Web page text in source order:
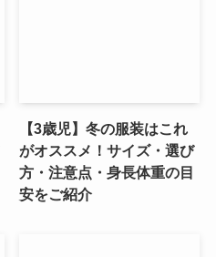
【3歳児】冬の服装はこれ
がオススメ！サイズ・選び
方・注意点・身長体重の目
安をご紹介